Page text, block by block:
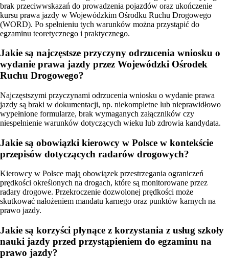
brak przeciwwskazań do prowadzenia pojazdów oraz ukończenie
kursu prawa jazdy w Wojewódzkim Ośrodku Ruchu Drogowego
(WORD). Po spełnieniu tych warunków można przystąpić do
egzaminu teoretycznego i praktycznego.
Jakie są najczęstsze przyczyny odrzucenia wniosku o
wydanie prawa jazdy przez Wojewódzki Ośrodek
Ruchu Drogowego?
Najczęstszymi przyczynami odrzucenia wniosku o wydanie prawa
jazdy są braki w dokumentacji, np. niekompletne lub nieprawidłowo
wypełnione formularze, brak wymaganych załączników czy
niespełnienie warunków dotyczących wieku lub zdrowia kandydata.
Jakie są obowiązki kierowcy w Polsce w kontekście
przepisów dotyczących radarów drogowych?
Kierowcy w Polsce mają obowiązek przestrzegania ograniczeń
prędkości określonych na drogach, które są monitorowane przez
radary drogowe. Przekroczenie dozwolonej prędkości może
skutkować nałożeniem mandatu karnego oraz punktów karnych na
prawo jazdy.
Jakie są korzyści płynące z korzystania z usług szkoły
nauki jazdy przed przystąpieniem do egzaminu na
prawo jazdy?